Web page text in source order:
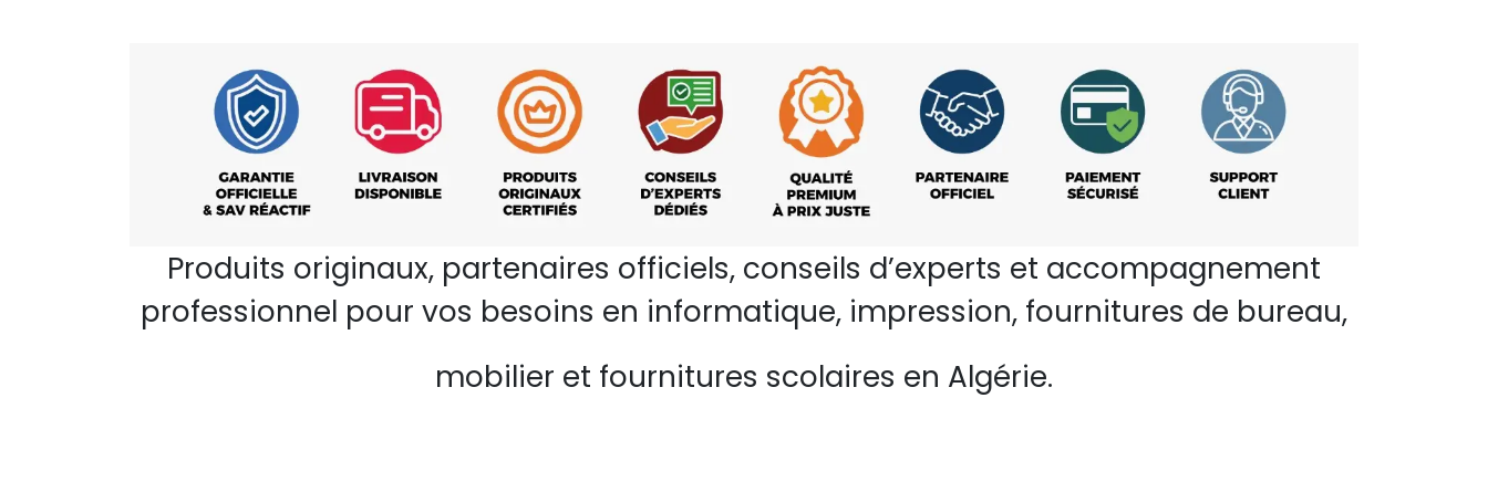
Produits originaux, partenaires officiels, conseils d’experts et accompagnement
professionnel pour vos besoins en informatique, impression, fournitures de bureau,
mobilier et fournitures scolaires en Algérie.